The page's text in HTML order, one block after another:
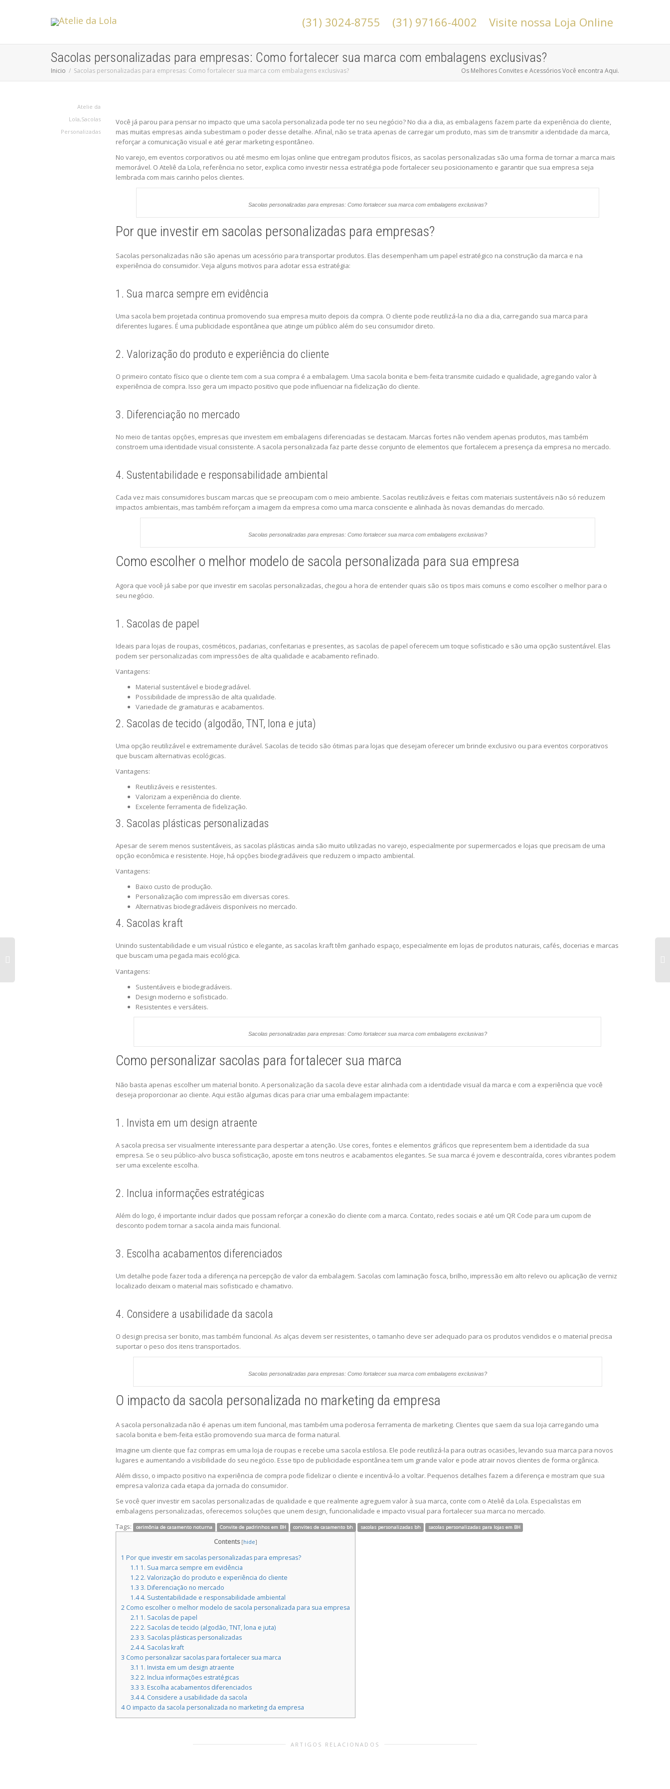
(31) 3024-8755 (31) 97166-4002 Visite nossa Loja Online
Sacolas personalizadas para empresas: Como fortalecer sua marca com embalagens exclusivas?
Inicio Sacolas personalizadas para empresas: Como fortalecer sua marca com embalagens exclusivas? Os Melhores Convites e Acessórios Você encontra Aqui.
Atelie da
Lola,Sacolas
Personalizadas
Você já parou para pensar no impacto que uma sacola personalizada pode ter no seu negócio? No dia a dia, as embalagens fazem parte da experiência do cliente,
mas muitas empresas ainda subestimam o poder desse detalhe. Afinal, não se trata apenas de carregar um produto, mas sim de transmitir a identidade da marca,
reforçar a comunicação visual e até gerar marketing espontâneo.
No varejo, em eventos corporativos ou até mesmo em lojas online que entregam produtos físicos, as sacolas personalizadas são uma forma de tornar a marca mais
memorável. O Ateliê da Lola, referência no setor, explica como investir nessa estratégia pode fortalecer seu posicionamento e garantir que sua empresa seja
lembrada com mais carinho pelos clientes.
Sacolas personalizadas para empresas: Como fortalecer sua marca com embalagens exclusivas?
Por que investir em sacolas personalizadas para empresas?
Sacolas personalizadas não são apenas um acessório para transportar produtos. Elas desempenham um papel estratégico na construção da marca e na
experiência do consumidor. Veja alguns motivos para adotar essa estratégia:
1. Sua marca sempre em evidência
Uma sacola bem projetada continua promovendo sua empresa muito depois da compra. O cliente pode reutilizá-la no dia a dia, carregando sua marca para
diferentes lugares. É uma publicidade espontânea que atinge um público além do seu consumidor direto.
2. Valorização do produto e experiência do cliente
O primeiro contato físico que o cliente tem com a sua compra é a embalagem. Uma sacola bonita e bem-feita transmite cuidado e qualidade, agregando valor à
experiência de compra. Isso gera um impacto positivo que pode influenciar na fidelização do cliente.
3. Diferenciação no mercado
No meio de tantas opções, empresas que investem em embalagens diferenciadas se destacam. Marcas fortes não vendem apenas produtos, mas também
constroem uma identidade visual consistente. A sacola personalizada faz parte desse conjunto de elementos que fortalecem a presença da empresa no mercado.
4. Sustentabilidade e responsabilidade ambiental
Cada vez mais consumidores buscam marcas que se preocupam com o meio ambiente. Sacolas reutilizáveis e feitas com materiais sustentáveis não só reduzem
impactos ambientais, mas também reforçam a imagem da empresa como uma marca consciente e alinhada às novas demandas do mercado.
Sacolas personalizadas para empresas: Como fortalecer sua marca com embalagens exclusivas?
Como escolher o melhor modelo de sacola personalizada para sua empresa
Agora que você já sabe por que investir em sacolas personalizadas, chegou a hora de entender quais são os tipos mais comuns e como escolher o melhor para o
seu negócio.
1. Sacolas de papel
Ideais para lojas de roupas, cosméticos, padarias, confeitarias e presentes, as sacolas de papel oferecem um toque sofisticado e são uma opção sustentável. Elas
podem ser personalizadas com impressões de alta qualidade e acabamento refinado.
Vantagens:
Material sustentável e biodegradável.
Possibilidade de impressão de alta qualidade.
Variedade de gramaturas e acabamentos.
2. Sacolas de tecido (algodão, TNT, lona e juta)
Uma opção reutilizável e extremamente durável. Sacolas de tecido são ótimas para lojas que desejam oferecer um brinde exclusivo ou para eventos corporativos
que buscam alternativas ecológicas.
Vantagens:
Reutilizáveis e resistentes.
Valorizam a experiência do cliente.
Excelente ferramenta de fidelização.
3. Sacolas plásticas personalizadas
Apesar de serem menos sustentáveis, as sacolas plásticas ainda são muito utilizadas no varejo, especialmente por supermercados e lojas que precisam de uma
opção econômica e resistente. Hoje, há opções biodegradáveis que reduzem o impacto ambiental.
Vantagens:
Baixo custo de produção.
Personalização com impressão em diversas cores.
Alternativas biodegradáveis disponíveis no mercado.
4. Sacolas kraft
Unindo sustentabilidade e um visual rústico e elegante, as sacolas kraft têm ganhado espaço, especialmente em lojas de produtos naturais, cafés, docerias e marcas
que buscam uma pegada mais ecológica.
Vantagens:
Sustentáveis e biodegradáveis.
Design moderno e sofisticado.
Resistentes e versáteis.
Sacolas personalizadas para empresas: Como fortalecer sua marca com embalagens exclusivas?
Como personalizar sacolas para fortalecer sua marca
Não basta apenas escolher um material bonito. A personalização da sacola deve estar alinhada com a identidade visual da marca e com a experiência que você
deseja proporcionar ao cliente. Aqui estão algumas dicas para criar uma embalagem impactante:
1. Invista em um design atraente
A sacola precisa ser visualmente interessante para despertar a atenção. Use cores, fontes e elementos gráficos que representem bem a identidade da sua
empresa. Se o seu público-alvo busca sofisticação, aposte em tons neutros e acabamentos elegantes. Se sua marca é jovem e descontraída, cores vibrantes podem
ser uma excelente escolha.
2. Inclua informações estratégicas
Além do logo, é importante incluir dados que possam reforçar a conexão do cliente com a marca. Contato, redes sociais e até um QR Code para um cupom de
desconto podem tornar a sacola ainda mais funcional.
3. Escolha acabamentos diferenciados
Um detalhe pode fazer toda a diferença na percepção de valor da embalagem. Sacolas com laminação fosca, brilho, impressão em alto relevo ou aplicação de verniz
localizado deixam o material mais sofisticado e chamativo.
4. Considere a usabilidade da sacola
O design precisa ser bonito, mas também funcional. As alças devem ser resistentes, o tamanho deve ser adequado para os produtos vendidos e o material precisa
suportar o peso dos itens transportados.
Sacolas personalizadas para empresas: Como fortalecer sua marca com embalagens exclusivas?
O impacto da sacola personalizada no marketing da empresa
A sacola personalizada não é apenas um item funcional, mas também uma poderosa ferramenta de marketing. Clientes que saem da sua loja carregando uma
sacola bonita e bem-feita estão promovendo sua marca de forma natural.
Imagine um cliente que faz compras em uma loja de roupas e recebe uma sacola estilosa. Ele pode reutilizá-la para outras ocasiões, levando sua marca para novos
lugares e aumentando a visibilidade do seu negócio. Esse tipo de publicidade espontânea tem um grande valor e pode atrair novos clientes de forma orgânica.
Além disso, o impacto positivo na experiência de compra pode fidelizar o cliente e incentivá-lo a voltar. Pequenos detalhes fazem a diferença e mostram que sua
empresa valoriza cada etapa da jornada do consumidor.
Se você quer investir em sacolas personalizadas de qualidade e que realmente agreguem valor à sua marca, conte com o Ateliê da Lola. Especialistas em
embalagens personalizadas, oferecemos soluções que unem design, funcionalidade e impacto visual para fortalecer sua marca no mercado.
Tags:
cerimônia de casamento noturna Convite de padrinhos em BH convites de casamento bh sacolas personalizadas bh sacolas personalizadas para lojas em BH
Contents [hide]
1 Por que investir em sacolas personalizadas para empresas?
1.1 1. Sua marca sempre em evidência
1.22. Valorização do produto e experiência do cliente
1.3 3. Diferenciação no mercado
1.44. Sustentabilidade e responsabilidade ambiental
2 Como escolher o melhor modelo de sacola personalizada para sua empresa
2.1 1. Sacolas de papel
2.22. Sacolas de tecido (algodão, TNT, lona e juta)
2.3 3. Sacolas plásticas personalizadas
2.44. Sacolas kraft
3 Como personalizar sacolas para fortalecer sua marca
3.1 1. Invista em um design atraente
3.22. Inclua informações estratégicas
3.3 3. Escolha acabamentos diferenciados
3.44. Considere a usabilidade da sacola
4O impacto da sacola personalizada no marketing da empresa
ARTIGOS RELACIONADOS